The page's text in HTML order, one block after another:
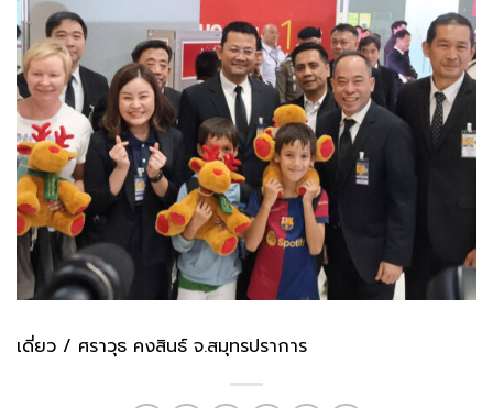
เดี่ยว / ศราวุธ คงสินธ์ จ.สมุทรปราการ